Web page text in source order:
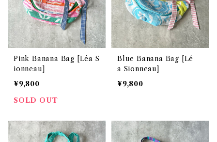
Pink Banana Bag [Léa S
ionneau]
¥9,800
SOLD OUT
Blue Banana Bag [Lé
a Sionneau]
¥9,800